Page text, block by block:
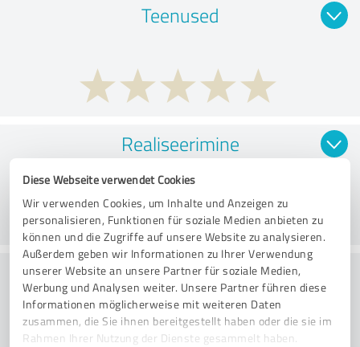
Diese Webseite verwendet Cookies
Wir verwenden Cookies, um Inhalte und Anzeigen zu
personalisieren, Funktionen für soziale Medien anbieten zu
können und die Zugriffe auf unsere Website zu analysieren.
Außerdem geben wir Informationen zu Ihrer Verwendung
unserer Website an unsere Partner für soziale Medien,
Werbung und Analysen weiter. Unsere Partner führen diese
Informationen möglicherweise mit weiteren Daten
zusammen, die Sie ihnen bereitgestellt haben oder die sie im
Rahmen Ihrer Nutzung der Dienste gesammelt haben.
Teenused
Realiseerimine
Konsultatsioon